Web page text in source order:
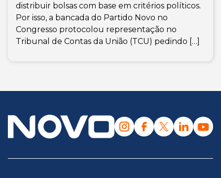
distribuir bolsas com base em critérios políticos.
Por isso, a bancada do Partido Novo no
Congresso protocolou representação no
Tribunal de Contas da União (TCU) pedindo […]